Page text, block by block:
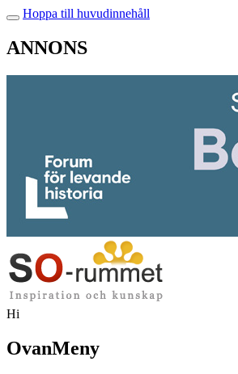
Hoppa till huvudinnehåll
ANNONS
Hi
OvanMeny